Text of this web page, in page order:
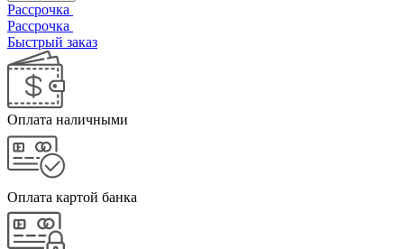
Рассрочка
Рассрочка
Быстрый заказ
Оплата наличными
Оплата картой банка